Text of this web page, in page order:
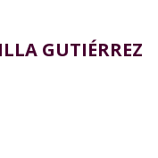
GUTIÉRREZ